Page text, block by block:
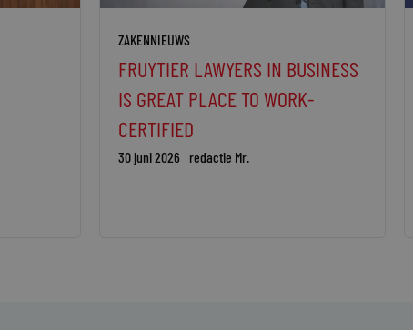
ZAKENNIEUWS
FRUYTIER LAWYERS IN BUSINESS
IS GREAT PLACE TO WORK-
CERTIFIED
30 juni 2026 redactie Mr.